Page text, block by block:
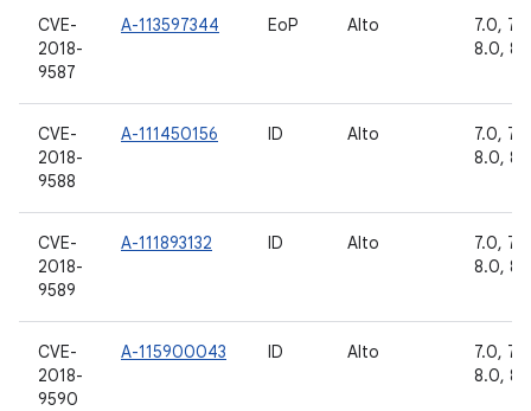
CVE-
2018-
9587
A-113597344 EoP Alto
7.0,
8.0,
CVE-
2018-
9588
A-111450156 ID Alto
7.0,
8.0,
CVE-
2018-
9589
A-111893132 ID Alto
7.0,
8.0,
CVE-
2018-
9590
A-115900043 ID Alto
7.0,
8.0,